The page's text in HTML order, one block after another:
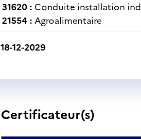
31620 : Conduite installation
21554 : Agroalimentaire
18-12-2029
Certificateur(s)